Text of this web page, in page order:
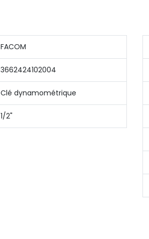
FACOM
3662424102004
Clé dynamométrique
1/2"